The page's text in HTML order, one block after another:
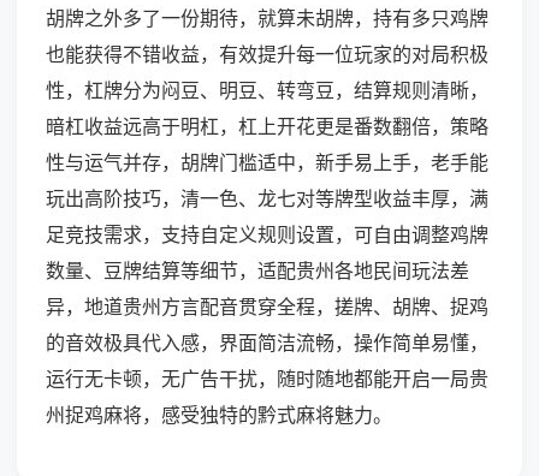
胡牌之外多了一份期待，就算未胡牌，持有多只鸡牌
也能获得不错收益，有效提升每一位玩家的对局积极
性，杠牌分为闷豆、明豆、转弯豆，结算规则清晰，
暗杠收益远高于明杠，杠上开花更是番数翻倍，策略
性与运气并存，胡牌门槛适中，新手易上手，老手能
玩出高阶技巧，清一色、龙七对等牌型收益丰厚，满
足竞技需求，支持自定义规则设置，可自由调整鸡牌
数量、豆牌结算等细节，适配贵州各地民间玩法差
异，地道贵州方言配音贯穿全程，搓牌、胡牌、捉鸡
的音效极具代入感，界面简洁流畅，操作简单易懂，
运行无卡顿，无广告干扰，随时随地都能开启一局贵
州捉鸡麻将，感受独特的黔式麻将魅力。